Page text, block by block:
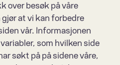
over besøk på våre
at vi kan forbedre
vår. Informasjonen
som hvilken side
søkt på på sidene våre,